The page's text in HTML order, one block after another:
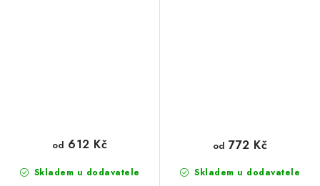
Skladem u dodavatele
od 612 Kč
Skladem u dodavatele
od 772 Kč